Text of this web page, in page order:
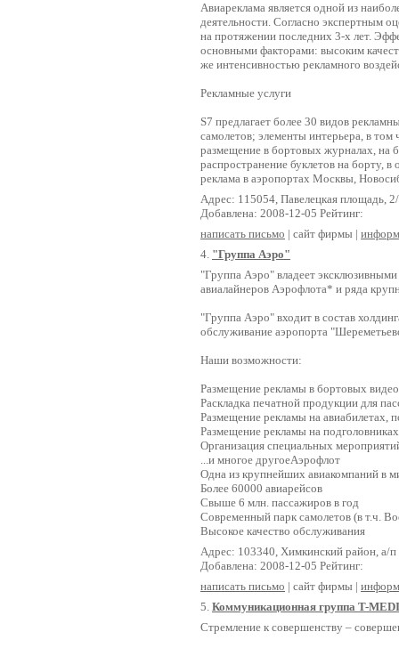
Авиареклама является одной из
деятельности. Согласно экспертным
на протяжении последних 3-х лет.
основными факторами: высоким
же интенсивностью рекламного
Рекламные услуги
S7 предлагает более 30 видов
самолетов; элементы интерьера, в том
размещение в бортовых журналах, на
распространение буклетов на борту,
реклама в аэропортах Москвы,
Адрес: 115054, Павелецкая площадь,
Добавлена: 2008-12-05 Рейтинг:
написать письмо | сайт фирмы |
4. "Группа Аэро"
"Группа Аэро" владеет
авиалайнеров Аэрофлота* и ряда
"Группа Аэро" входит в состав
обслуживание аэропорта
Наши возможности:
Размещение рекламы в бортовых
Раскладка печатной продукции для
Размещение рекламы на авиабилетах,
Размещение рекламы на подголовниках
Организация специальных
...и многое другоеАэрофлот
Одна из крупнейших авиакомпаний в
Более 60000 авиарейсов
Свыше 6 млн. пассажиров в год
Современный парк самолетов (в т.ч.
Высокое качество обслуживания
Адрес: 103340, Химкинский район, а/
Добавлена: 2008-12-05 Рейтинг:
написать письмо | сайт фирмы |
5. Коммуникационная группа T-
Стремление к совершенству –